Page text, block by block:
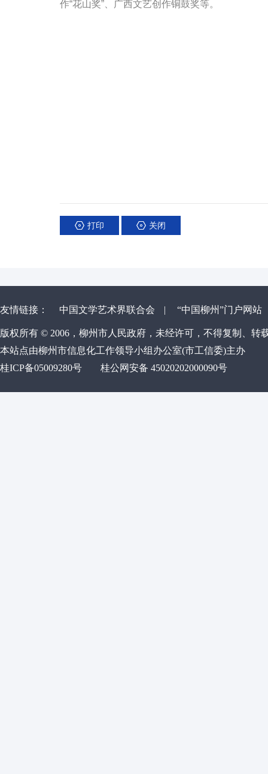
作“花山奖”、广西文艺创作铜鼓奖等。
打印 关闭
友情链接： 中国文学艺术界联合会 | “中国柳州”门户网站
版权所有 © 2006，柳州市人民政府，未经许可，不得复制、转
本站点由柳州市信息化工作领导小组办公室(市工信委)主办
桂ICP备05009280号
桂公网安备 45020202000090号